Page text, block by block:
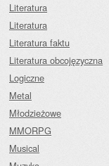
Literatura
Literatura
Literatura faktu
Literatura obcojęzyczna
Logiczne
Metal
Młodzieżowe
MMORPG
Musical